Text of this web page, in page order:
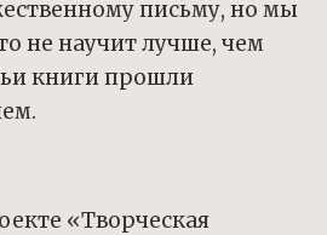
письму, но мы
не научит лучше, чем
книги прошли
«Творческая